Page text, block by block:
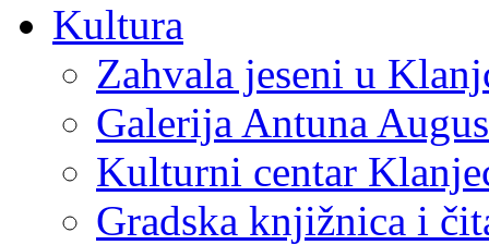
Kultura
Zahvala jeseni u
Galerija Antuna
Kulturni centar
Gradska knjižnica i